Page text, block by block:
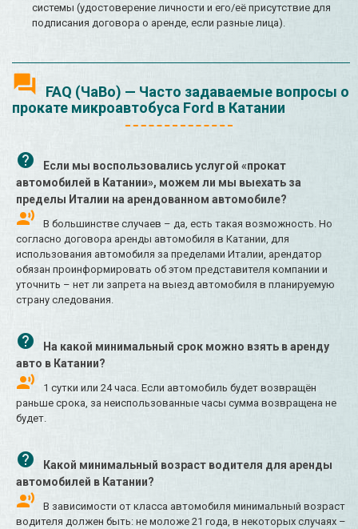
системы (удостоверение личности и его/её присутствие для
подписания договора о аренде, если разные лица).
FAQ (ЧаВо) — Часто задаваемые вопросы о
прокате микроавтобуса Ford в Катании
Если мы воспользовались услугой «прокат
автомобилей в Катании», можем ли мы выехать за
пределы Италии на арендованном автомобиле?
В большинстве случаев – да, есть такая возможность. Но
согласно договора аренды автомобиля в Катании, для
использования автомобиля за пределами Италии, арендатор
обязан проинформировать об этом представителя компании и
уточнить – нет ли запрета на выезд автомобиля в планируемую
страну следования.
На какой минимальный срок можно взять в аренду
авто в Катании?
1 сутки или 24 часа. Если автомобиль будет возвращён
раньше срока, за неиспользованные часы сумма возвращена не
будет.
Какой минимальный возраст водителя для аренды
автомобилей в Катании?
В зависимости от класса автомобиля минимальный возраст
водителя должен быть: не моложе 21 года, в некоторых случаях –